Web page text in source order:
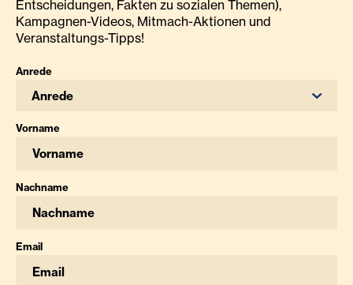
Entscheidungen, Fakten zu sozialen Themen),
Kampagnen-Videos, Mitmach-Aktionen und
Veranstaltungs-Tipps!
Anrede
Anrede
Vorname
Nachname
Email